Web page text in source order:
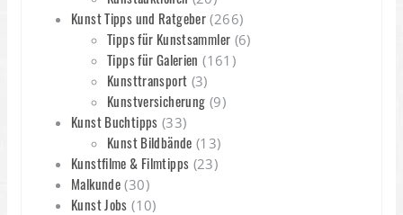
Kunst Tipps und Ratgeber (266)
Tipps für Kunstsammler (6)
Tipps für Galerien (161)
Kunsttransport (3)
Kunstversicherung (9)
Kunst Buchtipps (33)
Kunst Bildbände (13)
Kunstfilme & Filmtipps (23)
Malkunde (30)
Kunst Jobs (10)